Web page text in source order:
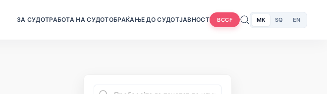
ЗА СУДОТРАБОТА НА СУДОТОБРАЌАЊЕ ДО СУДОТЈАВНОСТ BCCF MK SQ EN